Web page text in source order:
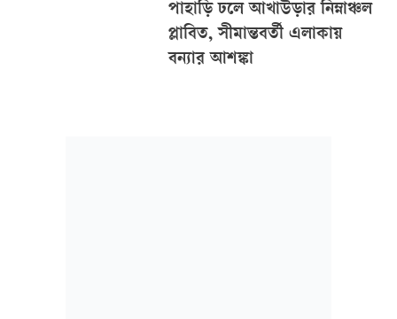
পাহাড়ি ঢলে আখাউড়ার নিম্নাঞ্চল
প্লাবিত, সীমান্তবর্তী এলাকায়
বন্যার আশঙ্কা